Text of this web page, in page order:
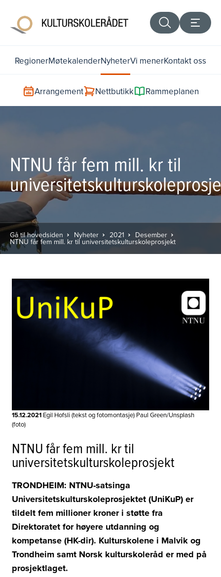
RegionerMøtekalenderNyheterVi menerKontakt oss
Arrangement Nettbutikk Rammeplanen
NTNU får fem mill. kr til
Gå til hovedsiden Nyheter 2021 Desember
NTNU får fem mill. kr til universitetskulturskoleprosjekt
15.12.2021 Egil Hofsli (tekst og fotomontasje) Paul Green/Unsplash
(foto)
NTNU får fem mill. kr til
universitetskulturskoleprosjekt
TRONDHEIM: NTNU-satsinga
Universitetskulturskoleprosjektet (UniKuP) er
tildelt fem millioner kroner i støtte fra
Direktoratet for høyere utdanning og
kompetanse (HK-dir). Kulturskolene i Malvik og
Trondheim samt Norsk kulturskoleråd er med på
prosjektlaget.